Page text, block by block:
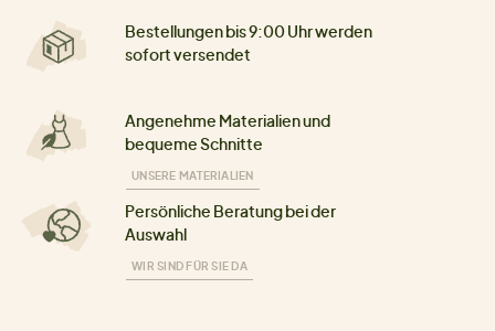
Bestellungen bis 9:00 Uhr werden
sofort versendet
Angenehme Materialien und
bequeme Schnitte
UNSERE MATERIALIEN
Persönliche Beratung bei der
Auswahl
WIR SIND FÜR SIE DA